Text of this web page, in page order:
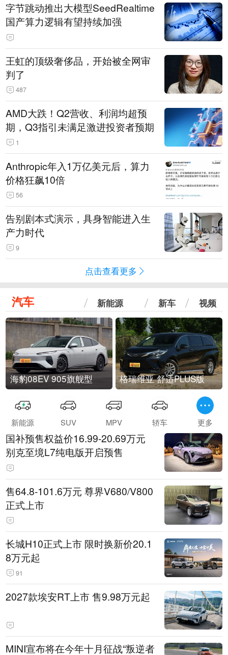
字节跳动推出大模型SeedRealtime
国产算力逻辑有望持续加强
王虹的顶级奢侈品，开始被全网审
判了
487
AMD大跌！Q2营收、利润均超预
期，Q3指引未满足激进投资者预期
1
Anthropic年入1万亿美元后，算力
价格狂飙10倍
56
告别剧本式演示，具身智能进入生
产力时代
9
点击查看更多
汽车 新能源 新车 视频
海豹08EV 905旗舰型 格瑞维亚 舒适PLUS版
新能源 SUV MPV 轿车 更多
国补预售权益价16.99-20.69万元
别克至境L7纯电版开启预售
售64.8-101.6万元 尊界V680/V800
正式上市
长城H10正式上市 限时换新价20.1
8万元起
91
2027款埃安RT上市 售9.98万元起
MINI宣布将在今年十月征战“叛逆者